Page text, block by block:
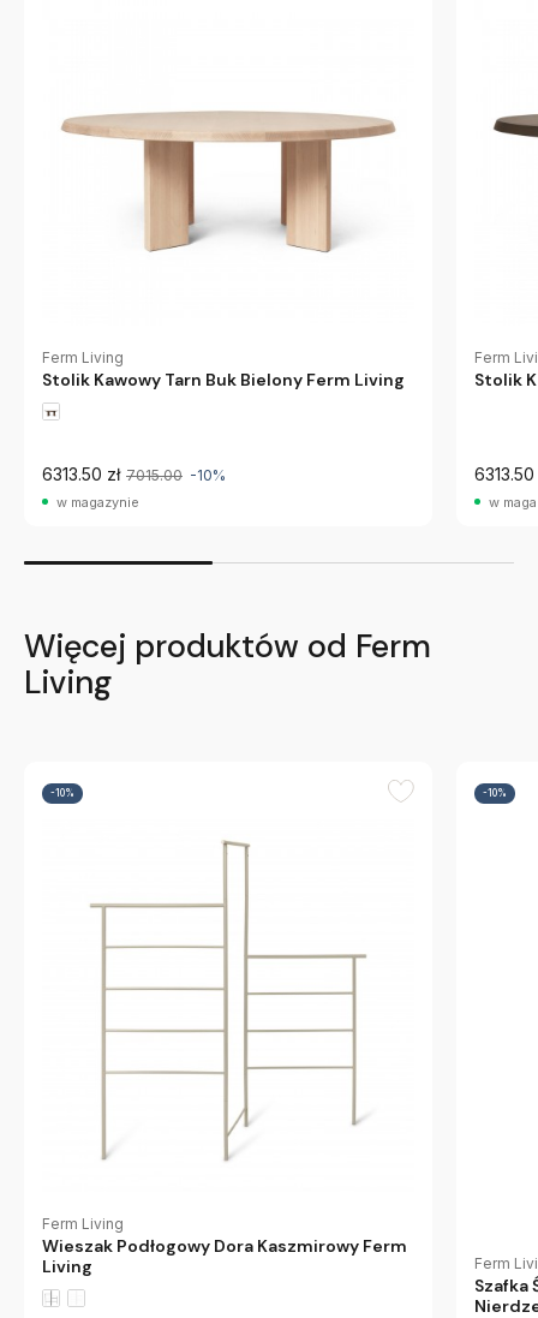
Ferm Living
Stolik Kawowy Tarn Buk Bielony Ferm Living
6313.50 zł 7015.00 -10%
w magazynie
Ferm
Stolik
6313.50
w
Więcej produktów od Ferm
Living
-10%
Ferm Living
Wieszak Podłogowy Dora Kaszmirowy Ferm
Living
-10%
Ferm
Szafka